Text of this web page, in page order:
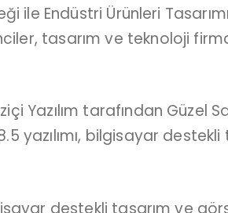
ile Endüstri Ürünleri
tasarım ve teknoloji
Yazılım tarafından Güzel
yazılımı, bilgisayar
destekli tasarım ve